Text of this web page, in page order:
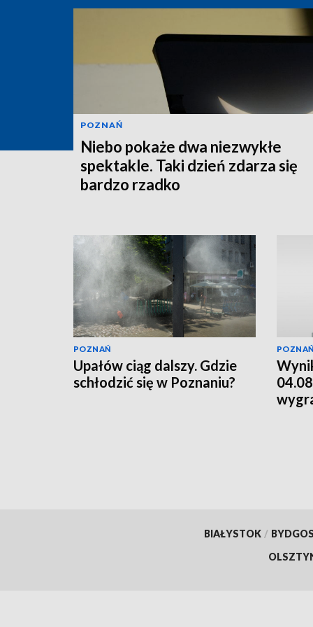
POZNAŃ
Niebo pokaże dwa niezwykłe
spektakle. Taki dzień zdarza się
bardzo rzadko
POZNAŃ
Upałów ciąg dalszy. Gdzie
schłodzić się w Poznaniu?
POZNAŃ
BIAŁYSTOK /